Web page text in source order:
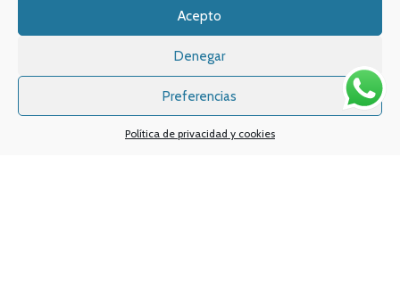
Acepto
Denegar
Preferencias
Política de privacidad y cookies
Sistemas de pagos Sistema de envío